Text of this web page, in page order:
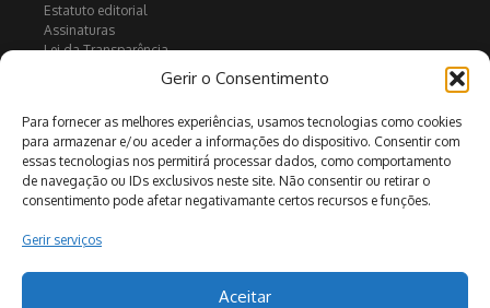
Gerir o Consentimento
Para fornecer as melhores experiências, usamos tecnologias como cookies
para armazenar e/ou aceder a informações do dispositivo. Consentir com
essas tecnologias nos permitirá processar dados, como comportamento
de navegação ou IDs exclusivos neste site. Não consentir ou retirar o
consentimento pode afetar negativamante certos recursos e funções.
Gerir serviços
Aceitar
Estatuto editorial
Assinaturas
Lei da Transparência
Política de privacidade
Arquivo